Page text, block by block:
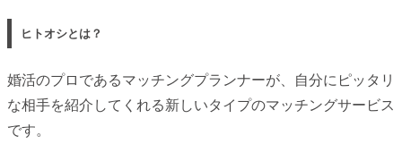
ヒトオシとは？
婚活のプロであるマッチングプランナーが、自分にピッタリ
な相手を紹介してくれる新しいタイプのマッチングサービス
です。